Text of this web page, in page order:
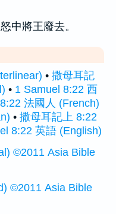
中將王廢去。
• 撒母耳記
• 1 Samuel 8:22 西
法國人 (French)
• 撒母耳記上 8:22
8:22 英語 (English)
©2011 Asia Bible
©2011 Asia Bible